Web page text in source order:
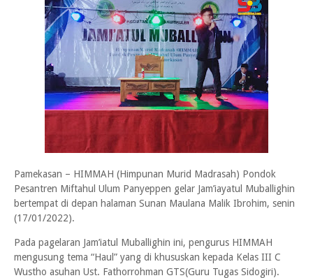
Pamekasan – HIMMAH (Himpunan Murid Madrasah) Pondok
Pesantren Miftahul Ulum Panyeppen gelar Jam’iayatul Muballighin
bertempat di depan halaman Sunan Maulana Malik Ibrohim, senin
(17/01/2022).
Pada pagelaran Jam’iatul Muballighin ini, pengurus HIMMAH
mengusung tema “Haul” yang di khususkan kepada Kelas III C
Wustho asuhan Ust. Fathorrohman GTS(Guru Tugas Sidogiri).